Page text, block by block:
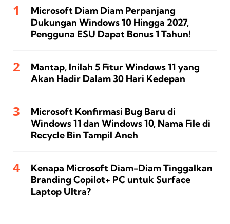
Microsoft Diam Diam Perpanjang
Dukungan Windows 10 Hingga 2027,
Pengguna ESU Dapat Bonus 1 Tahun!
Mantap, Inilah 5 Fitur Windows 11 yang
Akan Hadir Dalam 30 Hari Kedepan
Microsoft Konfirmasi Bug Baru di
Windows 11 dan Windows 10, Nama File di
Recycle Bin Tampil Aneh
Kenapa Microsoft Diam-Diam Tinggalkan
Branding Copilot+ PC untuk Surface
Laptop Ultra?